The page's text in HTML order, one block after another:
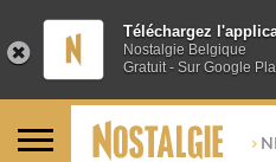
Téléchargez
Nostalgie Belgique
Gratuit - Sur Google
>